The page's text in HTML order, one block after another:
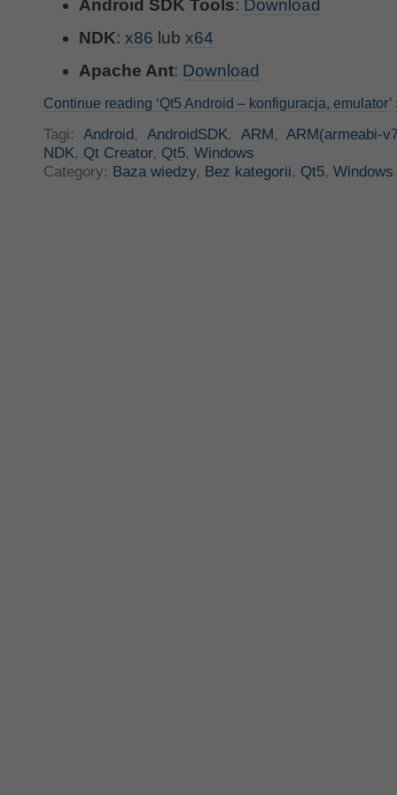
Android SDK Tools: Download
NDK: x86 lub x64
Apache Ant: Download
Continue reading ‘Qt5 Android – konfiguracja, emulator’
Tagi: Android, AndroidSDK, ARM,ARM(armeabi-
NDK, Qt Creator, Qt5, Windows
Category: Baza wiedzy, Bez kategorii, Qt5, Windows